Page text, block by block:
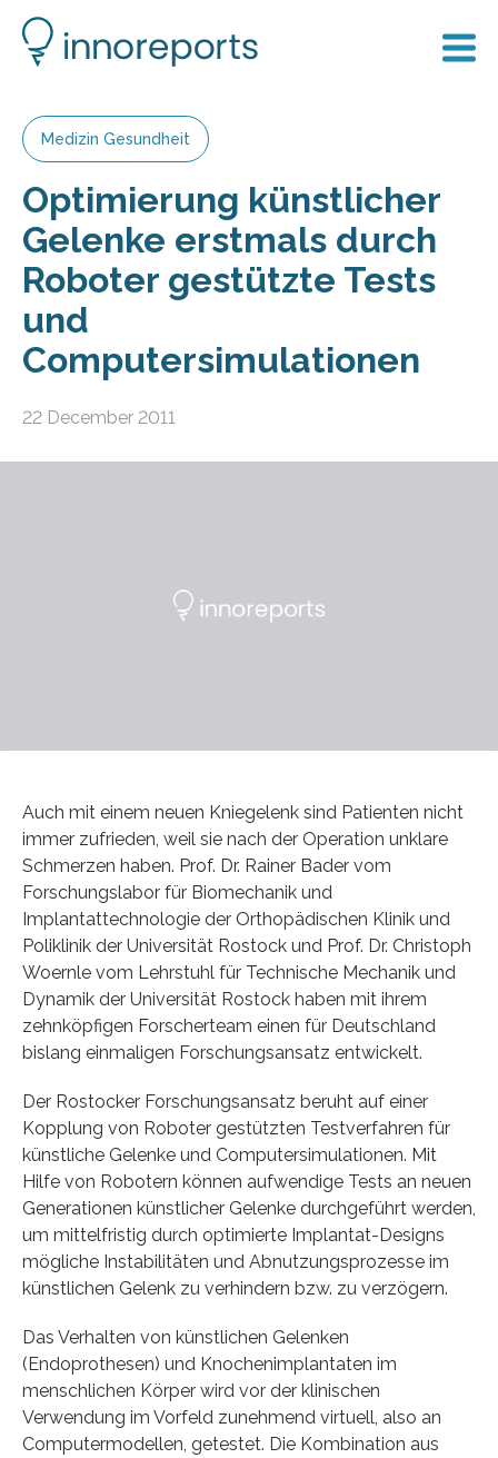
Medizin Gesundheit
Optimierung künstlicher
Gelenke erstmals durch
Roboter gestützte Tests
und
Computersimulationen
22 December 2011
Auch mit einem neuen Kniegelenk sind Patienten nicht
immer zufrieden, weil sie nach der Operation unklare
Schmerzen haben. Prof. Dr. Rainer Bader vom
Forschungslabor für Biomechanik und
Implantattechnologie der Orthopädischen Klinik und
Poliklinik der Universität Rostock und Prof. Dr. Christoph
Woernle vom Lehrstuhl für Technische Mechanik und
Dynamik der Universität Rostock haben mit ihrem
zehnköpfigen Forscherteam einen für Deutschland
bislang einmaligen Forschungsansatz entwickelt.
Der Rostocker Forschungsansatz beruht auf einer
Kopplung von Roboter gestützten Testverfahren für
künstliche Gelenke und Computersimulationen. Mit
Hilfe von Robotern können aufwendige Tests an neuen
Generationen künstlicher Gelenke durchgeführt werden,
um mittelfristig durch optimierte Implantat-Designs
mögliche Instabilitäten und Abnutzungsprozesse im
künstlichen Gelenk zu verhindern bzw. zu verzögern.
Das Verhalten von künstlichen Gelenken
(Endoprothesen) und Knochenimplantaten im
menschlichen Körper wird vor der klinischen
Verwendung im Vorfeld zunehmend virtuell, also an
Computermodellen, getestet. Die Kombination aus